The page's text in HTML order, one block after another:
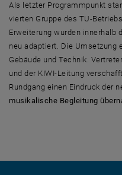
Als letzter Programmpunkt
vierten Gruppe des TU-
Erweiterung wurden innerhalb
neu adaptiert. Die Umsetzung
Gebäude und Technik.
und der KIWI-Leitung
Rundgang einen Eindruck der
musikalische Begleitung